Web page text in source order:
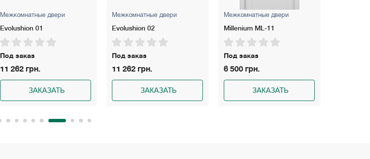
Межкомнатные двери
Evolushion 02
Под заказ
11 262 грн.
ЗАКАЗАТЬ
Межкомнатные двери
Millenium ML-11
Под заказ
6 500 грн.
ЗАКАЗАТЬ
Межкомнатные двери
ULTRA U-011 Эмаль
Под заказ
4 250 грн.
ЗАКАЗАТЬ